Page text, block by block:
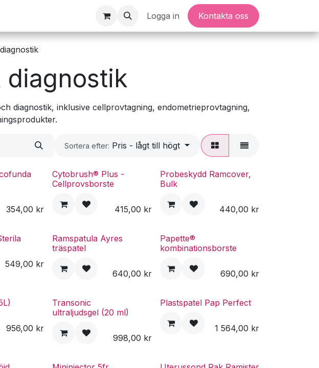
Logga in Kontakta oss
diagnostik
diagnostik, inklusive cellprovtagning, endometrieprovtagning,
Sortera efter: Pris - lågt till högt
354,00 kr
Cytobrush® Plus -
Cellprovsborste
415,00 kr
Probeskydd Ramcover,
Bulk
440,00 kr
549,00 kr
Ramspatula Ayres
träspatel
640,00 kr
Papette®
kombinationsborste
690,00 kr
956,00 kr
Transonic
ultraljudsgel (20 ml)
998,00 kr
Plastspatel Pap Perfect
1 564,00 kr